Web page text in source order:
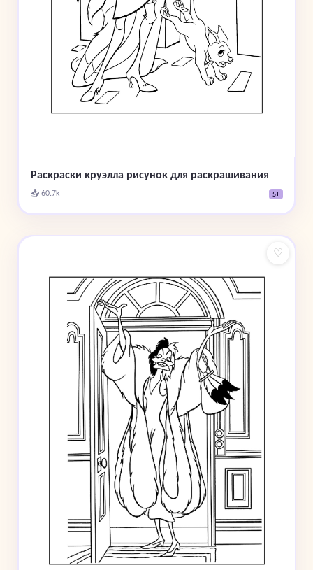
Раскраски круэлла рисунок для раскрашивания
📥 60.7k 5+
♡